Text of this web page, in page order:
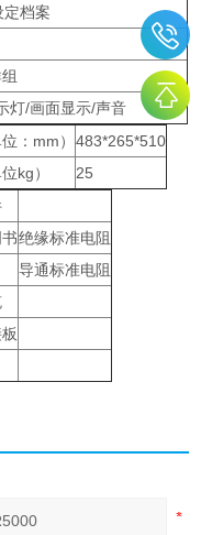
定档案
灯/画面显示/声音
：mm） 483*265*510
kg）
25
绝缘标准电阻
导通标准电阻